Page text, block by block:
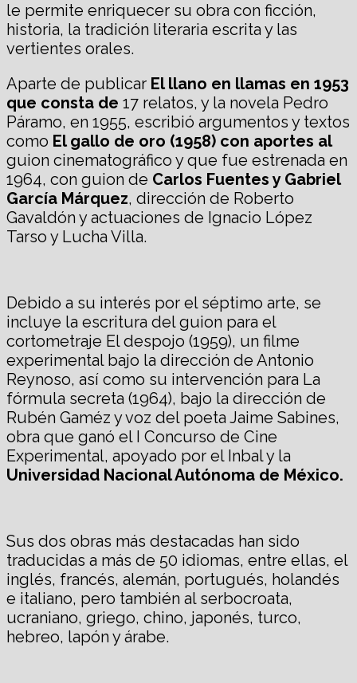
le permite enriquecer su obra con ficción,
historia, la tradición literaria escrita y las
vertientes orales.
Aparte de publicar El llano en llamas en 1953
que consta de 17 relatos, y la novela Pedro
Páramo, en 1955, escribió argumentos y textos
como El gallo de oro (1958) con aportes al
guion cinematográfico y que fue estrenada en
1964, con guion de Carlos Fuentes y Gabriel
García Márquez, dirección de Roberto
Gavaldón y actuaciones de Ignacio López
Tarso y Lucha Villa.
Debido a su interés por el séptimo arte, se
incluye la escritura del guion para el
cortometraje El despojo (1959), un filme
experimental bajo la dirección de Antonio
Reynoso, así como su intervención para La
fórmula secreta (1964), bajo la dirección de
Rubén Gaméz y voz del poeta Jaime Sabines,
obra que ganó el I Concurso de Cine
Experimental, apoyado por el Inbal y la
Universidad Nacional Autónoma de México.
Sus dos obras más destacadas han sido
traducidas a más de 50 idiomas, entre ellas, el
inglés, francés, alemán, portugués, holandés
e italiano, pero también al serbocroata,
ucraniano, griego, chino, japonés, turco,
hebreo, lapón y árabe.